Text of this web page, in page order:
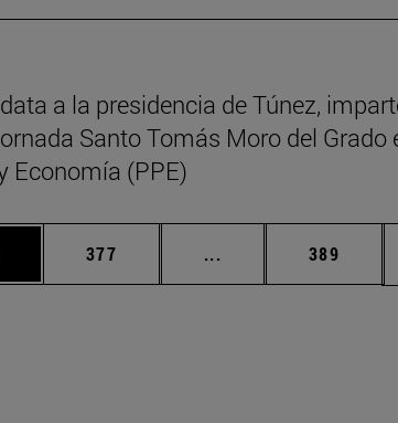
a la presidencia de Túnez,
Santo Tomás Moro del Grado
Economía (PPE)
desplazarse.
Página
377 ... Páginas intermedias
Página
389